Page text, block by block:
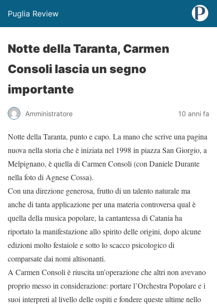
Puglia Review
Notte della Taranta, Carmen
Consoli lascia un segno
importante
Amministratore 10 anni fa
Notte della Taranta, punto e capo. La mano che scrive una pagina
nuova nella storia che è iniziata nel 1998 in piazza San Giorgio, a
Melpignano, è quella di Carmen Consoli (con Daniele Durante
nella foto di Agnese Cossa).
Con una direzione generosa, frutto di un talento naturale ma
anche di tanta applicazione per una materia controversa qual è
quella della musica popolare, la cantantessa di Catania ha
riportato la manifestazione allo spirito delle origini, dopo alcune
edizioni molto festaiole e sotto lo scacco psicologico di
comparsate dai nomi altisonanti.
A Carmen Consoli è riuscita un’operazione che altri non avevano
proprio messo in considerazione: portare l’Orchestra Popolare e i
suoi interpreti al livello delle ospiti e fondere queste ultime nello